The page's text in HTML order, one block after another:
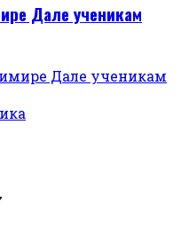
Дале ученикам